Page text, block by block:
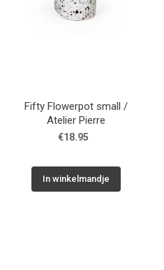
Fifty Flowerpot small /
Atelier Pierre
€18.95
In winkelmandje